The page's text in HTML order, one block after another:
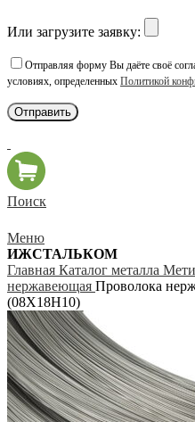
Или загрузите заявку:
Отправляя форму Вы даёте своё
условиях, определенных Политикой
Поиск
Меню
ИЖСТАЛЬКОМ
Главная Каталог металла
нержавеющая Проволока
(08Х18Н10)